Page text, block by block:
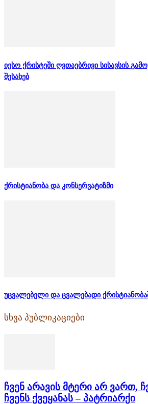
იესო ქრისტეში ღვთაებრივი სისავსის
შესახებ
ქრისტიანობა და კონსერვატიზმი
უცვალებელი და ცვალებადი
სხვა პუბლიკაციები
ჩვენ არავის მტერი არ ვართ,
ჩვენს ქვეყანას – პატრიარქი